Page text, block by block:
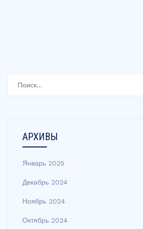
АРХИВЫ
Январь 2025
Декабрь 2024
Ноябрь 2024
Октябрь 2024